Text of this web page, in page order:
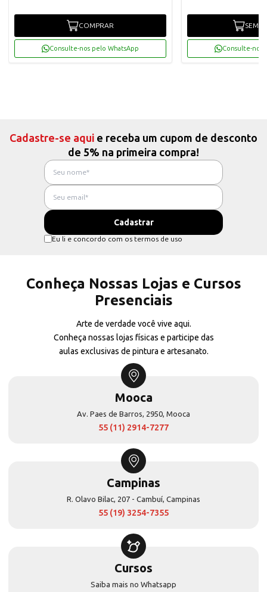
COMPRAR
Consulte-nos pelo WhatsApp
SEM
Consulte-nos
Cadastre-se aqui e receba um cupom de desconto
de 5% na primeira compra!
Eu li e concordo com os termos de uso
Conheça Nossas Lojas e Cursos
Presenciais
Arte de verdade você vive aqui.
Conheça nossas lojas físicas e participe das
aulas exclusivas de pintura e artesanato.
Mooca
Av. Paes de Barros, 2950, Mooca
55 (11) 2914-7277
Campinas
R. Olavo Bilac, 207 - Cambuí, Campinas
55 (19) 3254-7355
Cursos
Saiba mais no Whatsapp